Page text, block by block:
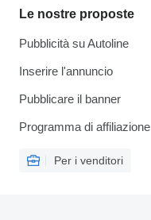
Le nostre proposte
Pubblicità su Autoline
Inserire l'annuncio
Pubblicare il banner
Programma di affiliazione
Per i venditori